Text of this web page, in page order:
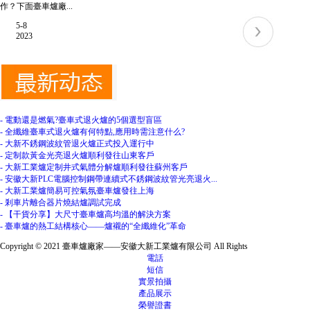
作？下面臺車爐廠...
5-8
2023
- 電動還是燃氣?臺車式退火爐的5個選型盲區
- 全纖維臺車式退火爐有何特點,應用時需注意什么?
- 大新不銹鋼波紋管退火爐正式投入運行中
- 定制款黃金光亮退火爐順利發往山東客戶
- 大新工業爐定制井式氣體分解爐順利發往蘇州客戶
- 安徽大新PLC電腦控制鋼帶連續式不銹鋼波紋管光亮退火...
- 大新工業爐簡易可控氣氛臺車爐發往上海
- 剎車片離合器片燒結爐調試完成
- 【干貨分享】大尺寸臺車爐高均溫的解決方案
- 臺車爐的熱工結構核心——爐襯的“全纖維化”革命
Copyright © 2021 臺車爐廠家——安徽大新工業爐有限公司 All Rights
電話
短信
實景拍攝
產品展示
榮譽證書